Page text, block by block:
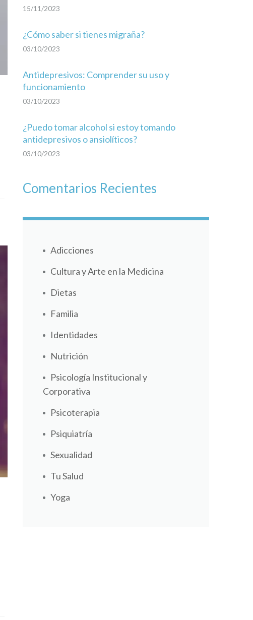
15/11/2023
¿Cómo saber si tienes migraña?
03/10/2023
Antidepresivos: Comprender su uso y
funcionamiento
03/10/2023
¿Puedo tomar alcohol si estoy tomando
antidepresivos o ansiolíticos?
03/10/2023
Comentarios Recientes
Adicciones
Cultura y Arte en la Medicina
Dietas
Familia
Identidades
Nutrición
Psicología Institucional y
Corporativa
Psicoterapia
Psiquiatría
Sexualidad
Tu Salud
Yoga